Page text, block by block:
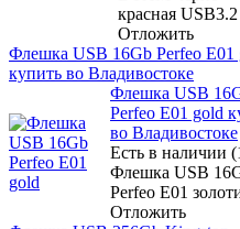
красная USB3.2
Отложить
Флешка USB 16Gb Perfeo E01
купить во Владивостоке
Флешка USB
Perfeo E01 gold
во Владивостоке
Есть в наличии
Флешка USB
Perfeo E01
Отложить